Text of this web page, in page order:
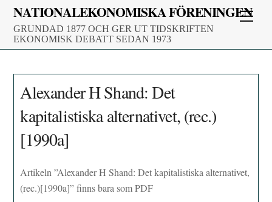
Skip
content
NATIONALEKONOMISKA FÖRENINGEN
GRUNDAD 1877 OCH GER UT TIDSKRIFTEN
EKONOMISK DEBATT SEDAN 1973
Alexander H Shand: Det
kapitalistiska alternativet, (rec.)
[1990a]
Artikeln ”Alexander H Shand: Det kapitalistiska alternativet,
(rec.)[1990a]” finns bara som PDF